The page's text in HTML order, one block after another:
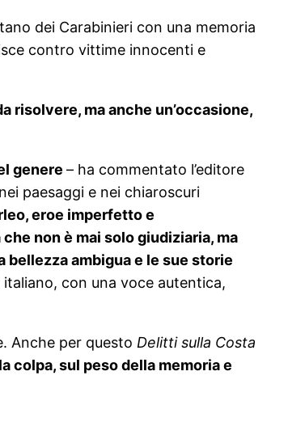
dei Carabinieri con una memoria
contro vittime innocenti e
risolvere, ma anche un’occasione,
genere – ha commentato l’editore
paesaggi e nei chiaroscuri
eroe imperfetto e
non è mai solo giudiziaria, ma
bellezza ambigua e le sue storie
con una voce autentica,
Anche per questo Delitti sulla Costa
colpa, sul peso della memoria e